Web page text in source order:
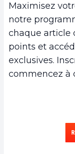
Maximisez
notre
chaque article
points et
exclusives.
commencez à